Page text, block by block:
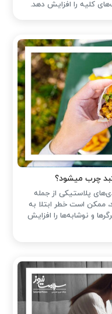
کلیه را افزایش دهد.
چرب میشود؟
پلاستیکی از جمله
ممکن است خطر ابتلا به
و نوشابه‌ها را افزایش